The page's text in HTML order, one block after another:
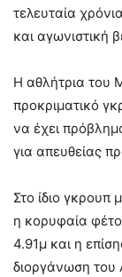
τελευταία
και αγωνιστική
Η αθλήτρια του
προκριματικό
να έχει
για απευθείας
Στο ίδιο
η κορυφαία
4.91μ και η
διοργάνωση του